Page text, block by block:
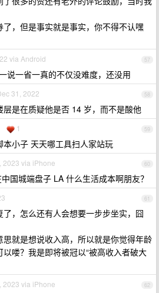
，但是事实就是事实，你不得不认嘿
57
via Android
说一省一真的不仅没难度，还没用
58
31, 2022
是在质疑他是否 14 岁，而不是酸他
59
1
小子 天天哪工具扫人家站玩
60
2023 via iPhone
国城端盘子 LA 什么生活成本啊朋友？
61
了，怎么还有人会想要一步步坐实，囧
思就是想说收入高，所以就是你觉得年龄
喽？我是即将被冠以“被高收入者破大
62
2023 via iPhone